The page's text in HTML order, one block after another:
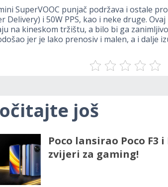
SuperVOOC punjač podržava i ostale
Delivery) i 50W PPS, kao i neke druge.
na kineskom tržištu, a bilo bi ga
jer je lako prenosiv i malen, a i dalje
još
Poco lansirao Poco F3
zvijeri za gaming!